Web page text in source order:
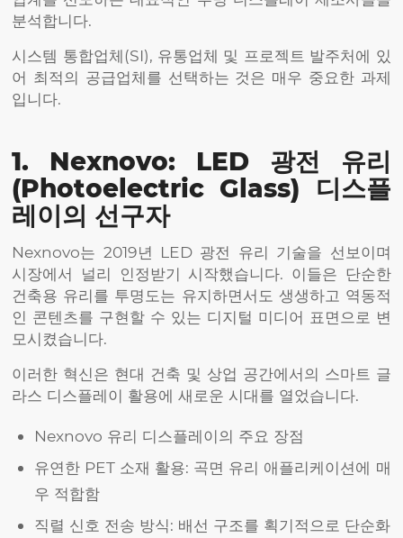
분석합니다.
시스템 통합업체(SI), 유통업체 및 프로젝트 발주처에 있
어 최적의 공급업체를 선택하는 것은 매우 중요한 과제
입니다.
1. Nexnovo: LED 광전 유리
(Photoelectric Glass) 디스플
레이의 선구자
Nexnovo는 2019년 LED 광전 유리 기술을 선보이며
시장에서 널리 인정받기 시작했습니다. 이들은 단순한
건축용 유리를 투명도는 유지하면서도 생생하고 역동적
인 콘텐츠를 구현할 수 있는 디지털 미디어 표면으로 변
모시켰습니다.
이러한 혁신은 현대 건축 및 상업 공간에서의 스마트 글
라스 디스플레이 활용에 새로운 시대를 열었습니다.
Nexnovo 유리 디스플레이의 주요 장점
유연한 PET 소재 활용: 곡면 유리 애플리케이션에 매
우 적합함
직렬 신호 전송 방식: 배선 구조를 획기적으로 단순화